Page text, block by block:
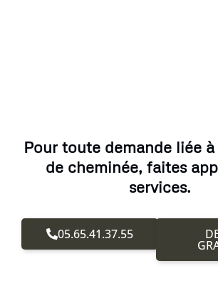
Pour toute demande liée
de cheminée, faites
services.
05.65.41.37.55